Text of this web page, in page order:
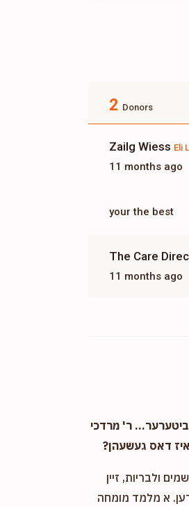
2 Donors
Zailg Wiess Eli
11 months ago
your the best
The Care
11 months ago
ר' מרדכי
איז דאס געשעהן?
ולבריות, זיין
א מלמד מומחה